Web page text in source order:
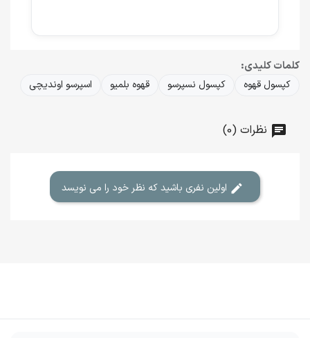
کلمات کلیدی:
کپسول قهوه کپسول نسپرسو قهوه بلمیو اسپرسو اوندیچی
نظرات (0)